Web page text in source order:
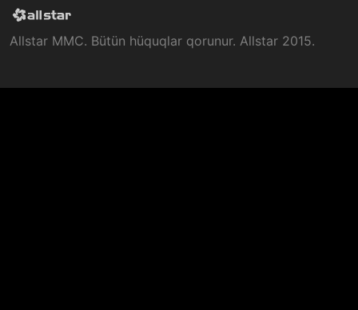
Allstar MMC. Bütün hüquqlar qorunur. Allstar 2015.